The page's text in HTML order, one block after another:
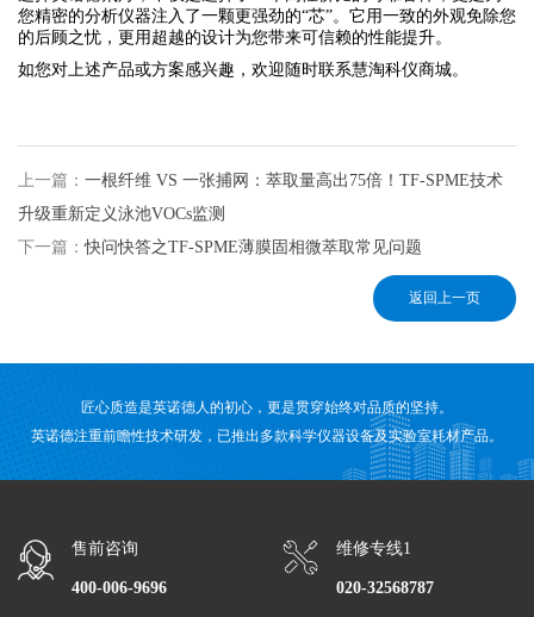
您精密的分析仪器注入了一颗更强劲的“芯”。它用一致的外观免除您
的后顾之忧，更用超越的设计为您带来可信赖的性能提升。
如您对上述产品或方案感兴趣，欢迎随时联系慧淘科仪商城。
上一篇： 一根纤维 VS 一张捕网：萃取量高出75倍！TF-SPME技术
升级重新定义泳池VOCs监测
下一篇：快问快答之TF-SPME薄膜固相微萃取常见问题
返回上一页
匠心质造是英诺德人的初心，更是贯穿始终对品质的坚持。
英诺德注重前瞻性技术研发，已推出多款科学仪器设备及实验室耗材产品。
售前咨询
400-006-9696
维修专线1
020-32568787